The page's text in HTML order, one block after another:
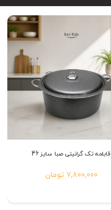
قابلمه تک گرانیتی صبا سایز 46
7,800,000 تومان